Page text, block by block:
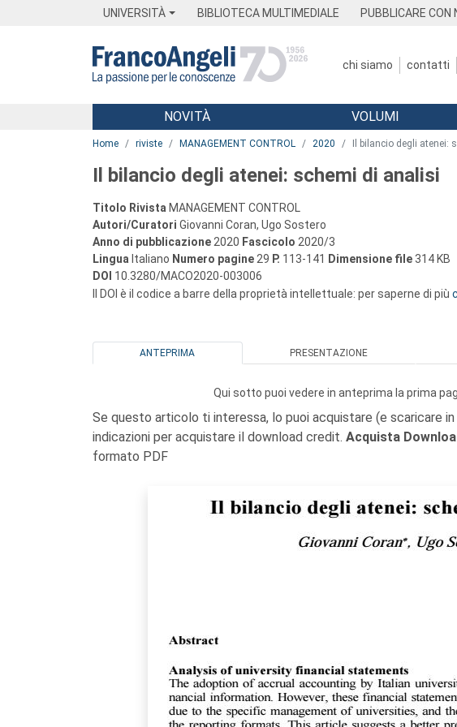
UNIVERSITÀ BIBLIOTECA MULTIMEDIALE PUBBLICARE CON
chi siamo contatti
Menu
NOVITÀ VOLUMI
Home riviste MANAGEMENT CONTROL 2020 Il bilancio degli atenei:
Il bilancio degli atenei: schemi di analisi
Titolo Rivista MANAGEMENT CONTROL
Autori/Curatori Giovanni Coran, Ugo Sostero
Anno di pubblicazione 2020 Fascicolo 2020/3
Lingua Italiano Numero pagine 29 P. 113-141 Dimensione file 314 KB
DOI 10.3280/MACO2020-003006
Il DOI è il codice a barre della proprietà intellettuale: per saperne di più
ANTEPRIMA PRESENTAZIONE
Qui sotto puoi vedere in anteprima la prima
Se questo articolo ti interessa, lo puoi acquistare (e scaricare
indicazioni per acquistare il download credit. Acquista
formato PDF